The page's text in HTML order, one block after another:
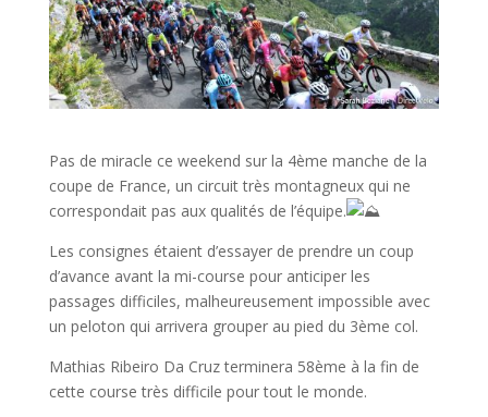
Pas de miracle ce weekend sur la 4ème manche de la
coupe de France, un circuit très montagneux qui ne
correspondait pas aux qualités de l’équipe.
Les consignes étaient d’essayer de prendre un coup
d’avance avant la mi-course pour anticiper les
passages difficiles, malheureusement impossible avec
un peloton qui arrivera grouper au pied du 3ème col.
Mathias Ribeiro Da Cruz terminera 58ème à la fin de
cette course très difficile pour tout le monde.